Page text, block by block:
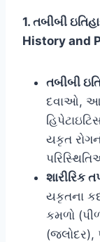
1. તબીબી
History and
તબીબી
દવાઓ,
યકૃત
શારીરિક
યકૃતના
કમળો
(જલોદર),